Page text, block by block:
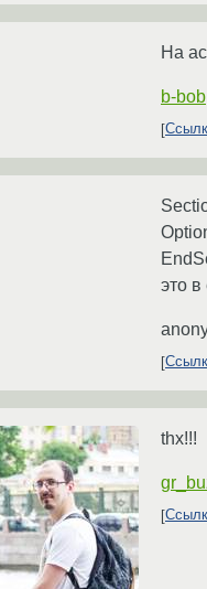
На
b-bob
это
thx!!!